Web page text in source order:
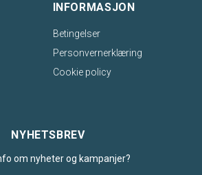
INFORMASJON
Betingelser
Personvernerklæring
Cookie policy
NYHETSBREV
om nyheter og kampanjer?